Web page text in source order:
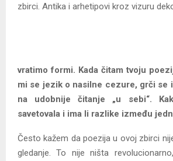
zbirci. Antika i arhetipovi kroz vizuru
vratimo formi. Kada čitam tvoju
mi se jezik o nasilne cezure, grči se
na udobnije čitanje „u sebi“.
savetovala i ima li razlike između
Često kažem da poezija u ovoj zbirci
gledanje. To nije ništa